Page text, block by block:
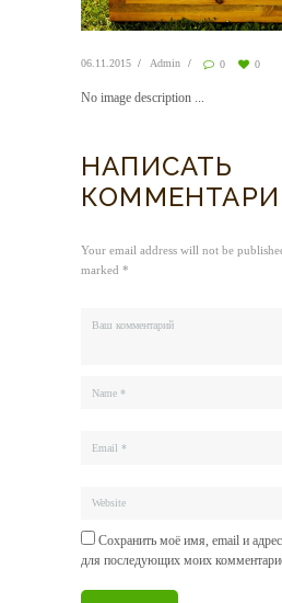
06.11.2015 Admin 0 0
No image description ...
НАПИСАТЬ
Your email address will not be
marked *
Сохранить моё имя, email и
для последующих моих